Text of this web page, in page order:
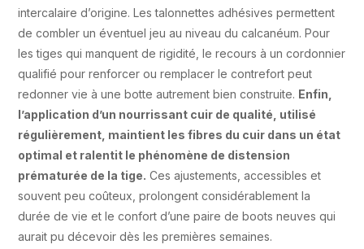
intercalaire d’origine. Les talonnettes adhésives permettent
de combler un éventuel jeu au niveau du calcanéum. Pour
les tiges qui manquent de rigidité, le recours à un cordonnier
qualifié pour renforcer ou remplacer le contrefort peut
redonner vie à une botte autrement bien construite. Enfin,
l’application d’un nourrissant cuir de qualité, utilisé
régulièrement, maintient les fibres du cuir dans un état
optimal et ralentit le phénomène de distension
prématurée de la tige. Ces ajustements, accessibles et
souvent peu coûteux, prolongent considérablement la
durée de vie et le confort d’une paire de boots neuves qui
aurait pu décevoir dès les premières semaines.